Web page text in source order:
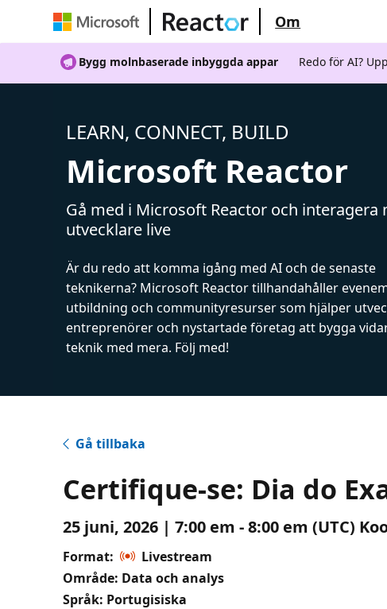
Om
Bygg molnbaserade inbyggda appar Redo för AI?
LEARN, CONNECT, BUILD
Microsoft Reactor
Gå med i Microsoft Reactor och interagera
utvecklare live
Är du redo att komma igång med AI och de senaste
teknikerna? Microsoft Reactor tillhandahåller
utbildning och communityresurser som hjälper
entreprenörer och nystartade företag att bygga
teknik med mera. Följ med!
Gå tillbaka
Certifique-se: Dia do
25 juni, 2026 | 7:00 em - 8:00 em (UTC)
Format:
Livestream
Område: Data och analys
Språk: Portugisiska